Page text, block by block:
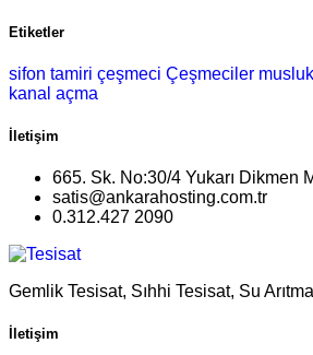
Etiketler
sifon tamiri çeşmeci Çeşmeciler
kanal açma
İletişim
665. Sk. No:30/4 Yukarı Dikmen
satis@ankarahosting.com.tr
0.312.427 2090
Gemlik Tesisat, Sıhhi Tesisat, Su
İletişim